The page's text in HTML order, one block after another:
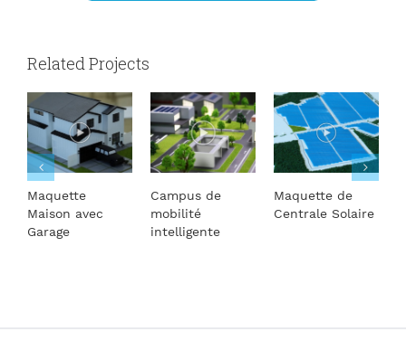
Related Projects
Maquette
Maison avec
Garage
Campus de
mobilité
intelligente
Maquette de
Centrale Solaire